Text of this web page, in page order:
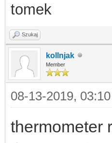
tomek
Szukaj
kollnjak
Member
08-13-2019,
thermometer